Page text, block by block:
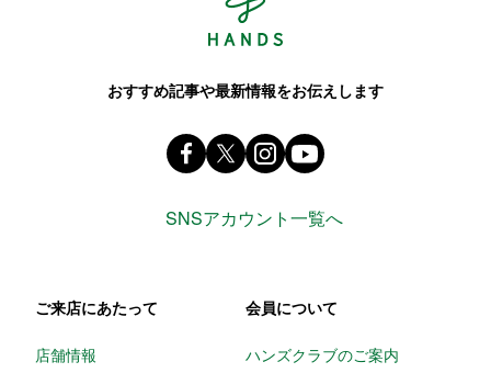
おすすめ記事や最新情報をお伝えします
Facebook ハンズ公式ファンページ
X(旧 twitter) @Hands_official_
instagram
SNSアカウント一覧へ
ご来店にあたって
店舗情報
会員について
ハンズクラブのご案内